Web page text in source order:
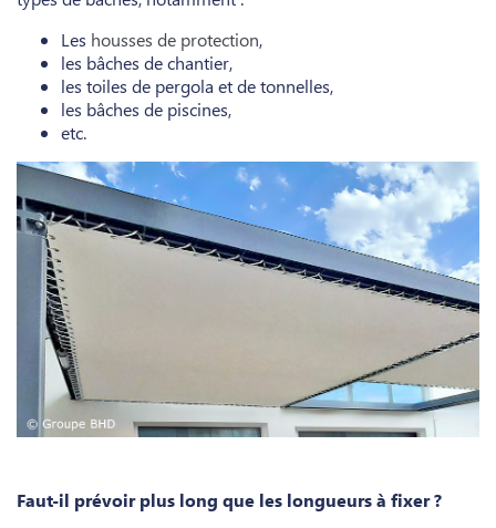
Les housses de protection,
les bâches de chantier,
les toiles de pergola et de tonnelles,
les bâches de piscines,
etc.
Faut-il prévoir plus long que les longueurs à fixer ?